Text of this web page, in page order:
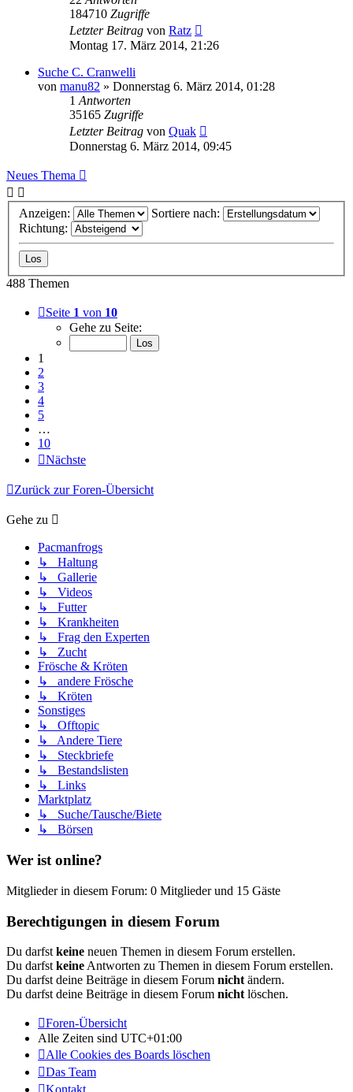
184710 Zugriffe
Letzter Beitrag von Ratz
Montag 17. März 2014, 21:26
Suche C. Cranwelli
von manu82 » Donnerstag 6. März 2014, 01:28
1 Antworten
35165 Zugriffe
Letzter Beitrag von Quak
Donnerstag 6. März 2014, 09:45
Neues Thema
Anzeigen:
Sortiere nach:
Richtung:
488 Themen
Seite 1 von 10
Gehe zu Seite:
1
2
3
4
5
…
10
Nächste
Zurück zur Foren-Übersicht
Gehe zu
Pacmanfrogs
↳ Haltung
↳ Gallerie
↳ Videos
↳ Futter
↳ Krankheiten
↳ Frag den Experten
↳ Zucht
Frösche & Kröten
↳ andere Frösche
↳ Kröten
Sonstiges
↳ Offtopic
↳ Andere Tiere
↳ Steckbriefe
↳ Bestandslisten
↳ Links
Marktplatz
↳ Suche/Tausche/Biete
↳ Börsen
Wer ist online?
Mitglieder in diesem Forum: 0 Mitglieder und 15 Gäste
Berechtigungen in diesem Forum
Du darfst keine neuen Themen in diesem Forum erstellen.
Du darfst keine Antworten zu Themen in diesem Forum erstellen.
Du darfst deine Beiträge in diesem Forum nicht ändern.
Du darfst deine Beiträge in diesem Forum nicht löschen.
Foren-Übersicht
Alle Zeiten sind UTC+01:00
Alle Cookies des Boards löschen
Das Team